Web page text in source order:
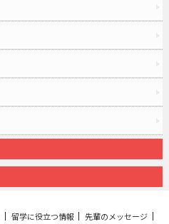
留学に役立つ情報
先輩のメッセージ